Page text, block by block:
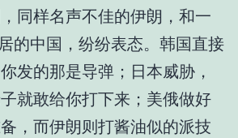
同样名声不佳的伊朗，和一
的中国，纷纷表态。韩国直接
发的那是导弹；日本威胁，
就敢给你打下来；美俄做好
，而伊朗则打酱油似的派技